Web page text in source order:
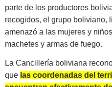
parte de los productores
recogidos, el grupo boliviano,
amenazó a las mujeres y
machetes y armas de fuego.
La Cancillería boliviana
que las coordenadas del